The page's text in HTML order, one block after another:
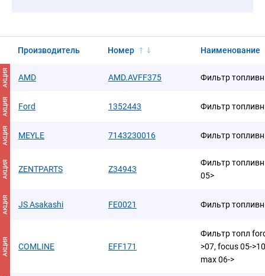
Производитель Номер Наименование
АКЦИЯ AMD AMD.AVFF375 Фильтр
АКЦИЯ Ford 1352443 Фильтр
АКЦИЯ MEYLE 7143230016 Фильтр
АКЦИЯ ZENTPARTS Z34943
Фильтр
05>
АКЦИЯ JS Asakashi FE0021 Фильтр
АКЦИЯ COMLINE EFF171
Фильтр топл
>07, focus 05-
max 06->